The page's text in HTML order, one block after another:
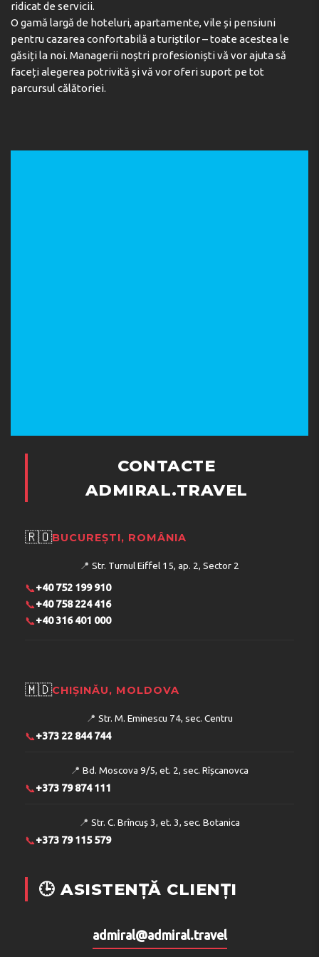
ridicat de servicii.
O gamă largă de hoteluri, apartamente, vile și pensiuni
pentru cazarea confortabilă a turiștilor – toate acestea le
găsiți la noi. Managerii noștri profesioniști vă vor ajuta să
faceți alegerea potrivită și vă vor oferi suport pe tot
parcursul călătoriei.
CONTACTE
ADMIRAL.TRAVEL
🇷🇴BUCUREȘTI, ROMÂNIA
📍 Str. Turnul Eiffel 15, ap. 2, Sector 2
📞+40 752 199 910
📞+40 758 224 416
📞+40 316 401 000
🇲🇩CHIȘINĂU, MOLDOVA
📍 Str. M. Eminescu 74, sec. Centru
📞+373 22 844 744
📍 Bd. Moscova 9/5, et. 2, sec. Rîșcanovca
📞+373 79 874 111
📍 Str. C. Brîncuș 3, et. 3, sec. Botanica
📞+373 79 115 579
🕒 ASISTENȚĂ CLIENȚI
admiral@admiral.travel